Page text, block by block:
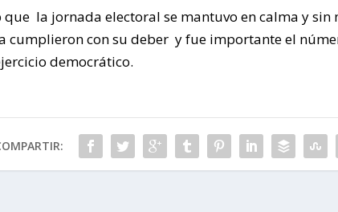
la jornada electoral se mantuvo en calma y
cumplieron con su deber y fue importante el
democrático.